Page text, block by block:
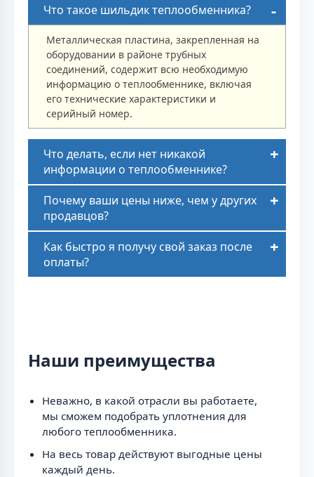
Что такое шильдик теплообменника?
Металлическая пластина, закрепленная на
оборудовании в районе трубных
соединений, содержит всю необходимую
информацию о теплообменнике, включая
его технические характеристики и
серийный номер.
Что делать, если нет никакой
информации о теплообменнике?
Почему ваши цены ниже, чем у других
продавцов?
Как быстро я получу свой заказ после
оплаты?
Наши преимущества
Неважно, в какой отрасли вы работаете,
мы сможем подобрать уплотнения для
любого теплообменника.
На весь товар действуют выгодные цены
каждый день.